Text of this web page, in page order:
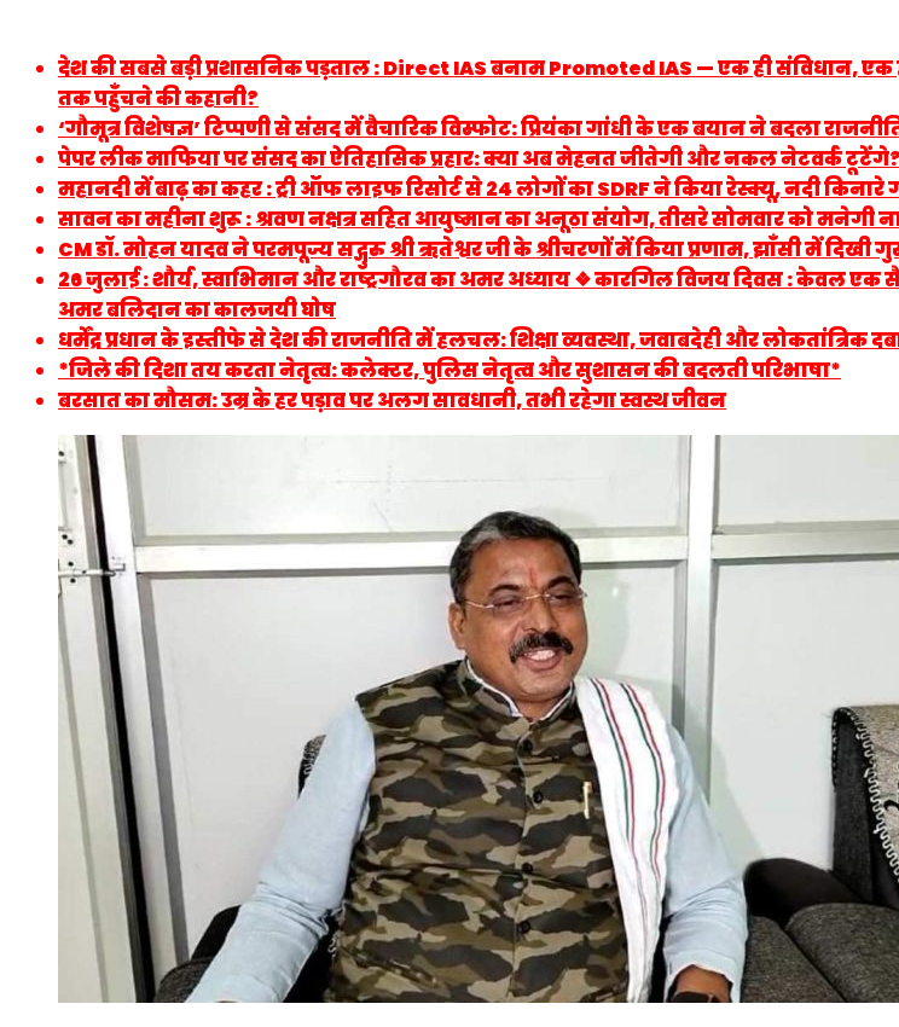
देश की सबसे बड़ी प्रशासनिक पड़ताल : Direct IAS बनाम Promoted IAS — एक ही संविधान, एक
तक पहुँचने की कहानी?
‘गौमूत्र विशेषज्ञ’ टिप्पणी से संसद में वैचारिक विस्फोट: प्रियंका गांधी के एक बयान ने बदला
पेपर लीक माफिया पर संसद का ऐतिहासिक प्रहार: क्या अब मेहनत जीतेगी और नकल नेटवर्क टूटेंगे?
महानदी में बाढ़ का कहर : ट्री ऑफ लाइफ रिसोर्ट से 24 लोगों का SDRF ने किया रेस्क्यू, नदी किनारे
सावन का महीना शुरू : श्रवण नक्षत्र सहित आयुष्मान का अनूठा संयोग, तीसरे सोमवार को मनेगी
CM डॉ. मोहन यादव ने परमपूज्य सद्गुरु श्री ऋतेश्वर जी के श्रीचरणों में किया प्रणाम, झाँसी में दिखी
26 जुलाई : शौर्य, स्वाभिमान और राष्ट्रगौरव का अमर अध्याय ❖ कारगिल विजय दिवस : केवल
अमर बलिदान का कालजयी घोष
धर्मेंद्र प्रधान के इस्तीफे से देश की राजनीति में हलचल: शिक्षा व्यवस्था, जवाबदेही और लोकतांत्रिक
*जिले की दिशा तय करता नेतृत्व: कलेक्टर, पुलिस नेतृत्व और सुशासन की बदलती परिभाषा*
बरसात का मौसम: उम्र के हर पड़ाव पर अलग सावधानी, तभी रहेगा स्वस्थ जीवन